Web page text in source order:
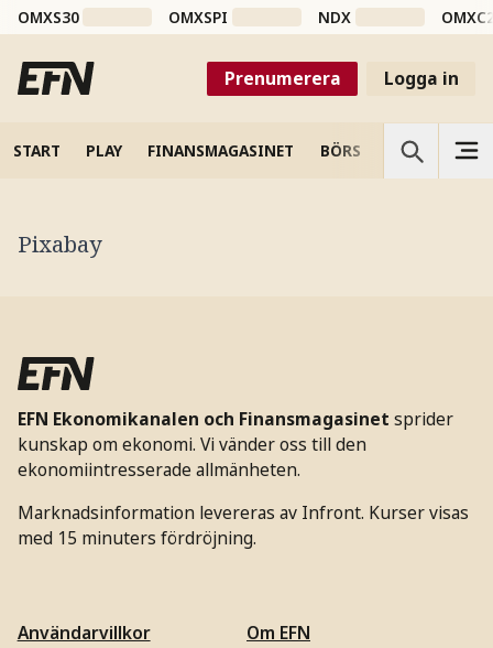
OMXS30 OMXSPI NDX
Prenumerera Logga in
START PLAY FINANSMAGASINET BÖRS VETENSKAP
Pixabay
EFN Ekonomikanalen och Finansmagasinet sprider
kunskap om ekonomi. Vi vänder oss till den
ekonomiintresserade allmänheten.
Marknadsinformation levereras av Infront. Kurser visas
med 15 minuters fördröjning.
Användarvillkor
Om EFN